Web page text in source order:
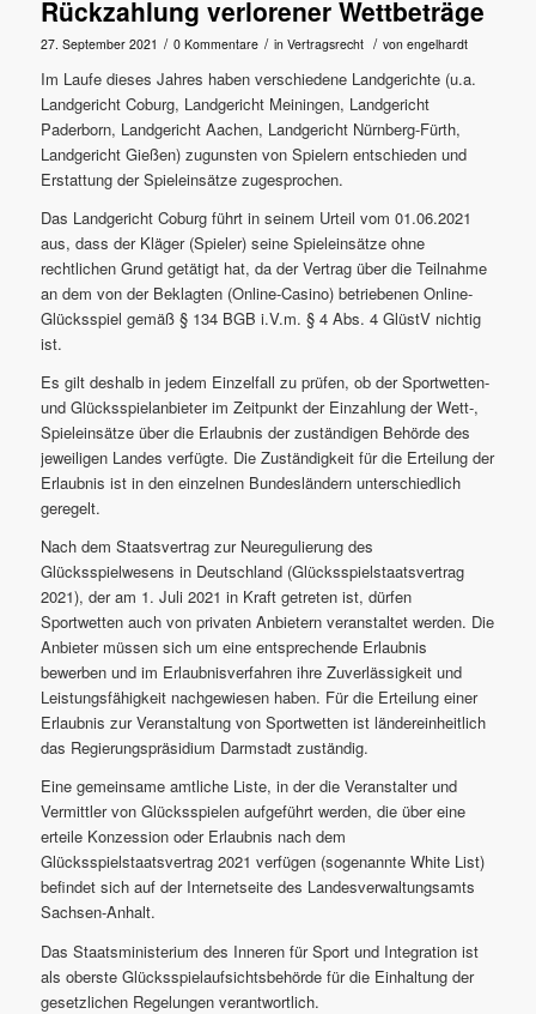
Rückzahlung verlorener Wettbeträge
27. September 2021 / 0 Kommentare / in Vertragsrecht / von engelhardt
Im Laufe dieses Jahres haben verschiedene Landgerichte (u.a.
Landgericht Coburg, Landgericht Meiningen, Landgericht
Paderborn, Landgericht Aachen, Landgericht Nürnberg-Fürth,
Landgericht Gießen) zugunsten von Spielern entschieden und
Erstattung der Spieleinsätze zugesprochen.
Das Landgericht Coburg führt in seinem Urteil vom 01.06.2021
aus, dass der Kläger (Spieler) seine Spieleinsätze ohne
rechtlichen Grund getätigt hat, da der Vertrag über die Teilnahme
an dem von der Beklagten (Online-Casino) betriebenen Online-
Glücksspiel gemäß § 134 BGB i.V.m. § 4 Abs. 4 GlüstV nichtig
ist.
Es gilt deshalb in jedem Einzelfall zu prüfen, ob der Sportwetten-
und Glücksspielanbieter im Zeitpunkt der Einzahlung der Wett-,
Spieleinsätze über die Erlaubnis der zuständigen Behörde des
jeweiligen Landes verfügte. Die Zuständigkeit für die Erteilung der
Erlaubnis ist in den einzelnen Bundesländern unterschiedlich
geregelt.
Nach dem Staatsvertrag zur Neuregulierung des
Glücksspielwesens in Deutschland (Glücksspielstaatsvertrag
2021), der am 1. Juli 2021 in Kraft getreten ist, dürfen
Sportwetten auch von privaten Anbietern veranstaltet werden. Die
Anbieter müssen sich um eine entsprechende Erlaubnis
bewerben und im Erlaubnisverfahren ihre Zuverlässigkeit und
Leistungsfähigkeit nachgewiesen haben. Für die Erteilung einer
Erlaubnis zur Veranstaltung von Sportwetten ist ländereinheitlich
das Regierungspräsidium Darmstadt zuständig.
Eine gemeinsame amtliche Liste, in der die Veranstalter und
Vermittler von Glücksspielen aufgeführt werden, die über eine
erteile Konzession oder Erlaubnis nach dem
Glücksspielstaatsvertrag 2021 verfügen (sogenannte White List)
befindet sich auf der Internetseite des Landesverwaltungsamts
Sachsen-Anhalt.
Das Staatsministerium des Inneren für Sport und Integration ist
als oberste Glücksspielaufsichtsbehörde für die Einhaltung der
gesetzlichen Regelungen verantwortlich.